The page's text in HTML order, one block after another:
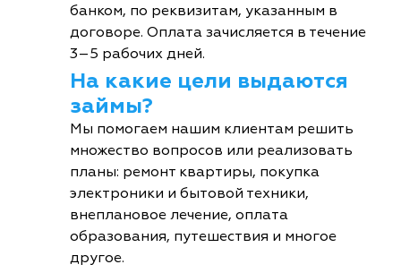
банком, по реквизитам, указанным в
договоре. Оплата зачисляется в течение
3–5 рабочих дней.
На какие цели выдаются
займы?
Мы помогаем нашим клиентам решить
множество вопросов или реализовать
планы: ремонт квартиры, покупка
электроники и бытовой техники,
внеплановое лечение, оплата
образования, путешествия и многое
другое.